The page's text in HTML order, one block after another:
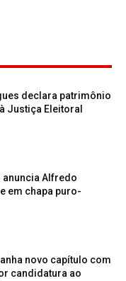
declara patrimônio
Justiça Eleitoral
Alfredo
em chapa puro-
novo capítulo com
candidatura ao